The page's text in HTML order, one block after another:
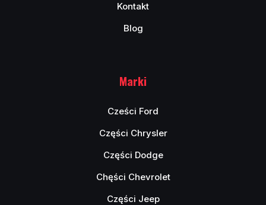
Kontakt
Blog
Marki
Cześci Ford
Części Chrysler
Części Dodge
Chęści Chevrolet
Części Jeep